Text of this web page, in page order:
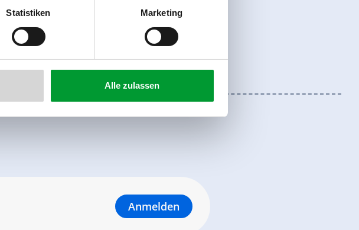
Statistiken Marketing
Alle zulassen
Anmelden